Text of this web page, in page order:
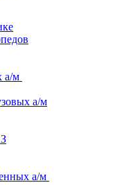
а/м
а/м
а/м